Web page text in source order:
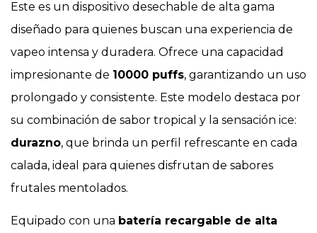
Este es un dispositivo desechable de alta gama
diseñado para quienes buscan una experiencia de
vapeo intensa y duradera. Ofrece una capacidad
impresionante de 10000 puffs, garantizando un uso
prolongado y consistente. Este modelo destaca por
su combinación de sabor tropical y la sensación ice:
durazno, que brinda un perfil refrescante en cada
calada, ideal para quienes disfrutan de sabores
frutales mentolados.
Equipado con una batería recargable de alta